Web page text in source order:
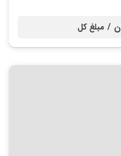
مبلغ کل